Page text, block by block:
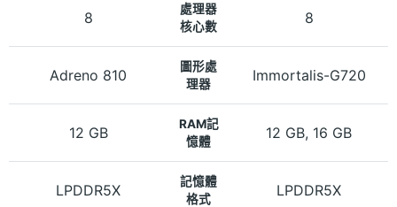
8
處理器
核心數
8
Adreno 810
圖形處
理器
Immortalis-G720
12 GB
RAM記
憶體
12 GB, 16 GB
LPDDR5X
記憶體
格式
LPDDR5X